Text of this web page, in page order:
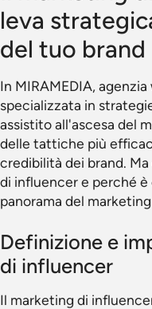
leva
del tuo brand
In MIRAMEDIA,
specializzata in
assistito all'ascesa del
delle tattiche più
credibilità dei brand.
di influencer e perché
panorama del
Definizione e
di influencer
Il marketing di